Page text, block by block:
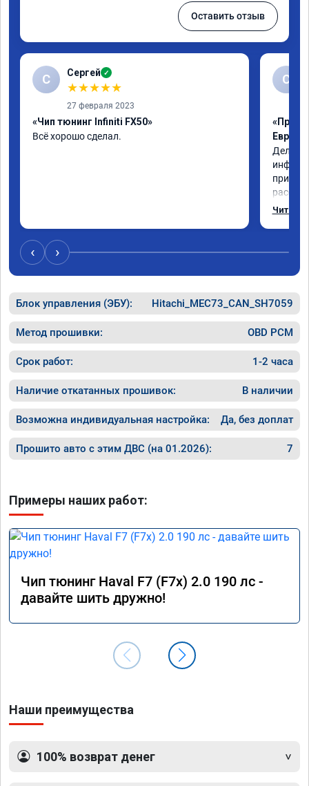
Оставить отзыв
С Сергей ✓
★★★★★
27 февраля 2023
«Чип тюнинг Infiniti FX50»
Всё хорошо сделал.
С
Евро 2»
Делал
Читать
‹ ›
Блок управления (ЭБУ): Hitachi_MEC73_CAN_SH7059
Метод прошивки: OBD PCM
Срок работ: 1-2 часа
Наличие откатанных прошивок: В наличии
Возможна индивидуальная настройка: Да, без доплат
Прошито авто с этим ДВС (на 01.2026): 7
Примеры наших работ:
Чип тюнинг Haval F7 (F7x) 2.0 190 лс -
давайте шить дружно!
Наши преимущества
100% возврат денег